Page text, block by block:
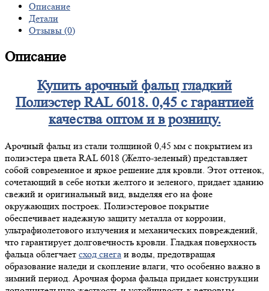
Описание
Детали
Отзывы (0)
Описание
Купить арочный фальц гладкий
Полиэстер RAL 6018. 0,45 с гарантией
качества оптом и в розницу.
Арочный фальц из стали толщиной 0,45 мм с покрытием из
полиэстера цвета RAL 6018 (Желто-зеленый) представляет
собой современное и яркое решение для кровли. Этот оттенок,
сочетающий в себе нотки желтого и зеленого, придает зданию
свежий и оригинальный вид, выделяя его на фоне
окружающих построек. Полиэстеровое покрытие
обеспечивает надежную защиту металла от коррозии,
ультрафиолетового излучения и механических повреждений,
что гарантирует долговечность кровли. Гладкая поверхность
фальца облегчает сход снега и воды, предотвращая
образование наледи и скопление влаги, что особенно важно в
зимний период. Арочная форма фальца придает конструкции